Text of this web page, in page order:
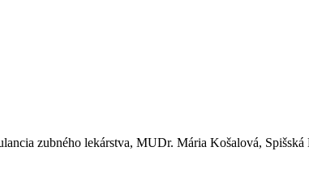
zubného lekárstva, MUDr. Mária Košalová,